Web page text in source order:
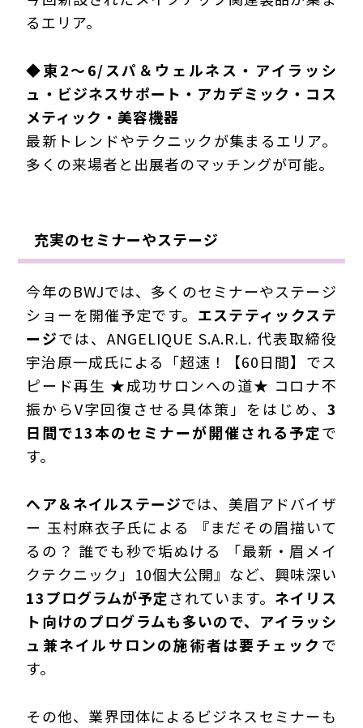
るエリア。
◆東2～6/スパ＆ウェルネス・アイラッシ
ュ・ビジネスサポート・アカデミック・コス
メティック・美容機器
最新トレンドやテクニックが集まるエリア。
多くの来場者と出展者のマッチングが可能。
充実のセミナーやステージ
今年のBWJでは、多くのセミナーやステージ
ショーを開催予定です。 エステティックステ
ージでは、ANGELIQUE S.A.R.L. 代表取締役
宇治原一成氏による「超速！【60日間】でス
ピード再生 ★成功サロンへの道★ コロナ不
振からV字回復させる具体策」をはじめ、 3
日間で13本のセミナーが開催される予定で
す。
ヘア＆ネイルステージでは、美眉アドバイザ
ー 玉村麻衣子氏による 『まだその眉描いて
るの？ 誰でも秒で垢ぬける 「最新・眉メイ
クテクニック」10個大公開』など、興味深い
13プログラムが予定されています。 ネイリス
ト向けのプログラムも多いので、アイラッシ
ュ兼ネイルサロンの施術者は要チェック で
す。
その他、業界団体によるビジネスセミナーも